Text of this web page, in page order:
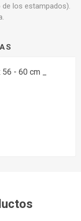
los estampados).
- 60 cm _